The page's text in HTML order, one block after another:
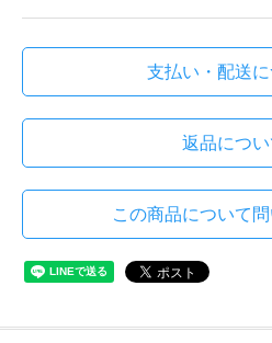
支払い・配送
返品につい
この商品について